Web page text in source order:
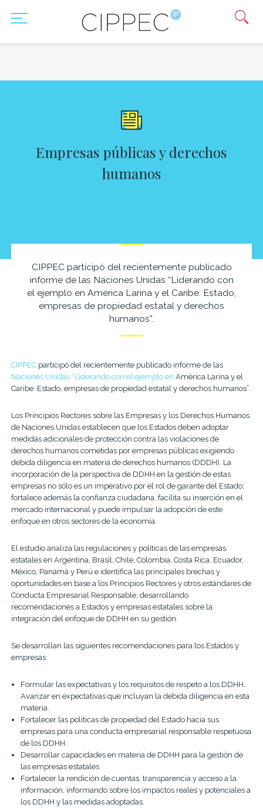
Empresas públicas y derechos
humanos
CIPPEC participó del recientemente publicado
informe de las Naciones Unidas “Liderando con
el ejemplo en América Larina y el Caribe: Estado,
empresas de propiedad estatal y derechos
humanos”.
CIPPECparticipó del recientemente publicado informe de las
Naciones Unidas “Liderando con el ejemplo en América Larina y el
Caribe: Estado, empresas de propiedad estatal y derechos humanos”
Los Principios Rectores sobre las Empresas y los Derechos Humanos
de Naciones Unidas establecen que los Estados deben adoptar
medidas adicionales de protección contra las violaciones de
derechos humanos cometidas por empresas públicas exigiendo
debida diligencia en materia de derechos humanos (DDDH). La
incorporación de la perspectiva de DDHH en la gestión de estas
empresas no sólo es un imperativo por el rol de garante del Estado;
fortalece además la confianza ciudadana, facilita su inserción en el
mercado internacional y puede impulsar la adopción de este
enfoque en otros sectores de la economía.
El estudio analiza las regulaciones y políticas de las empresas
estatales en Argentina, Brasil, Chile, Colombia, Costa Rica, Ecuador,
México, Panamá y Perú e identifica las principales brechas y
oportunidades en base a los Principios Rectores y otros estándares de
Conducta Empresarial Responsable, desarrollando
recomendaciones a Estados y empresas estatales sobre la
integración del enfoque de DDHH en su gestión.
Se desarrollan las siguientes recomendaciones para los Estados y
empresas:
Formular las expectativas y los requisitos de respeto a los DDHH.
Avanzar en expectativas que incluyan la debida diligencia en esta
materia.
Fortalecer las políticas de propiedad del Estado hacia sus
empresas para una conducta empresarial responsable respetuosa
de los DDHH.
Desarrollar capacidades en materia de DDHH para la gestión de
las empresas estatales
Fortalecer la rendición de cuentas, transparencia y acceso a la
información, informando sobre los impactos reales y potenciales a
los DDHH y las medidas adoptadas.